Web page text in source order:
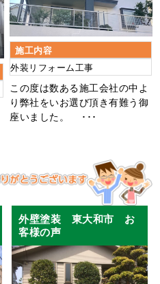
施工内容
外装リフォーム工事
この度は数ある施工会社の中よ
り弊社をいお選び頂き有難う御
座いました。 ･･･
外壁塗装 東大和市 お
客様の声